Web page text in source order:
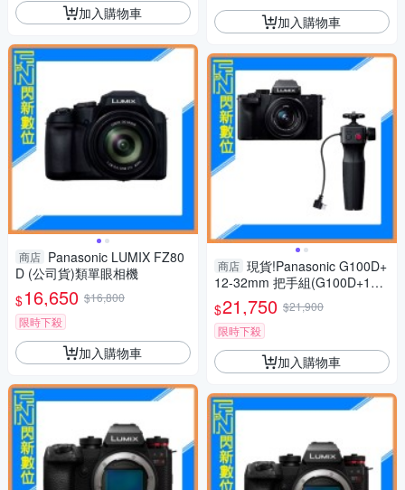
加入購物車
商店 Panasonic LUMIX FZ80
D (公司貨)類單眼相機
$16,650 $16,800
限時下殺
加入購物車
加入購物車
商店 現貨!Panasonic G100D+
12-32mm 把手組(G100D+123
2+SHGR2，公司貨)G100
$21,750 $21,900
限時下殺
加入購物車